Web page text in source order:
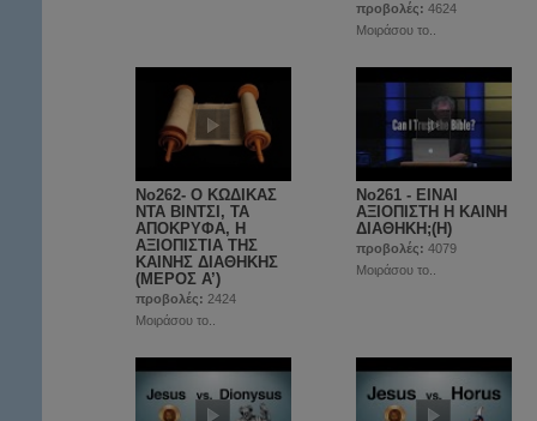
προβολές: 4624
Μοιράσου το..
No262- Ο ΚΩΔΙΚΑΣ
ΝΤΑ ΒΙΝΤΣΙ, ΤΑ
ΑΠΟΚΡΥΦΑ, Η
ΑΞΙΟΠΙΣΤΙΑ ΤΗΣ
ΚΑΙΝΗΣ ΔΙΑΘΗΚΗΣ
(ΜΕΡΟΣ A’)
προβολές: 2424
Μοιράσου το..
No261 - ΕΙΝΑΙ
ΑΞΙΟΠΙΣΤΗ Η ΚΑΙΝΗ
ΔΙΑΘΗΚΗ;(Η)
προβολές: 4079
Μοιράσου το..